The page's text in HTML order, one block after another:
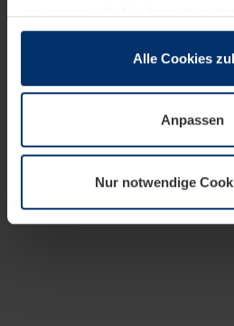
sie im Rahmen Ihrer Nutzung
wenn diese für den Betrieb
notwendig sind. Für alle anderen
wir Ihre Erlaubnis. Ihre
Datenschutzerklärungunserer
widerrufen.
Alle Cookies
Anpassen
Nur notwendige